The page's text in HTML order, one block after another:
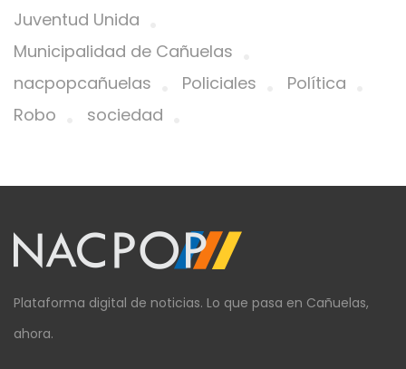
Juventud Unida
Municipalidad de Cañuelas
nacpopcañuelas
Policiales
Política
Robo
sociedad
Plataforma digital de noticias. Lo que pasa en Cañuelas,
ahora.